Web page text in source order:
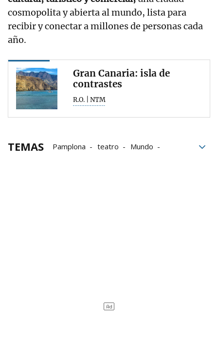
cosmopolita y abierta al mundo, lista para
recibir y conectar a millones de personas cada
año.
Gran Canaria: isla de
contrastes
R.O. | NTM
TEMAS Pamplona teatro
Mundo